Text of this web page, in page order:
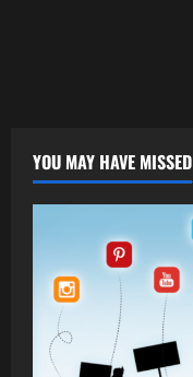
YOU MAY HAVE MISSED